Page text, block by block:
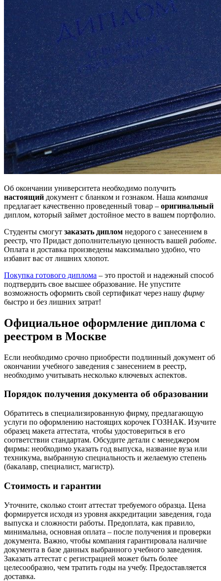
Об окончании университета необходимо получить
настоящий документ с бланком и гознаком. Наша компания
предлагает качественно проведенный товар – оригинальный
диплом, который займет достойное место в вашем портфолио.
Студенты смогут заказать диплом недорого с занесением в
реестр, что Придаст дополнительную ценность вашей работе.
Оплата и доставка произведены максимально удобно, что
избавит вас от лишних хлопот.
Покупка готового диплома – это простой и надежный способ
подтвердить свое высшее образование. Не упустите
возможность оформить свой сертификат через нашу фирму
быстро и без лишних затрат!
Официальное оформление диплома с
реестром в Москве
Если необходимо срочно приобрести подлинный документ об
окончании учебного заведения с занесением в реестр,
необходимо учитывать несколько ключевых аспектов.
Порядок получения документа об образовании
Обратитесь в специализированную фирму, предлагающую
услуги по оформлению настоящих корочек ГОЗНАК. Изучите
образец макета аттестата, чтобы удостовериться в его
соответствии стандартам. Обсудите детали с менеджером
фирмы: необходимо указать год выпуска, название вуза или
техникума, выбранную специальность и желаемую степень
(бакалавр, специалист, магистр).
Стоимость и гарантии
Уточните, сколько стоит аттестат требуемого образца. Цена
формируется исходя из уровня аккредитации заведения, года
выпуска и сложности работы. Предоплата, как правило,
минимальна, основная оплата – после получения и проверки
документа. Важно, чтобы компания гарантировала наличие
документа в базе данных выбранного учебного заведения.
Заказать аттестат с регистрацией может быть более
целесообразно, чем тратить годы на учебу. Предоставляется
доставка.